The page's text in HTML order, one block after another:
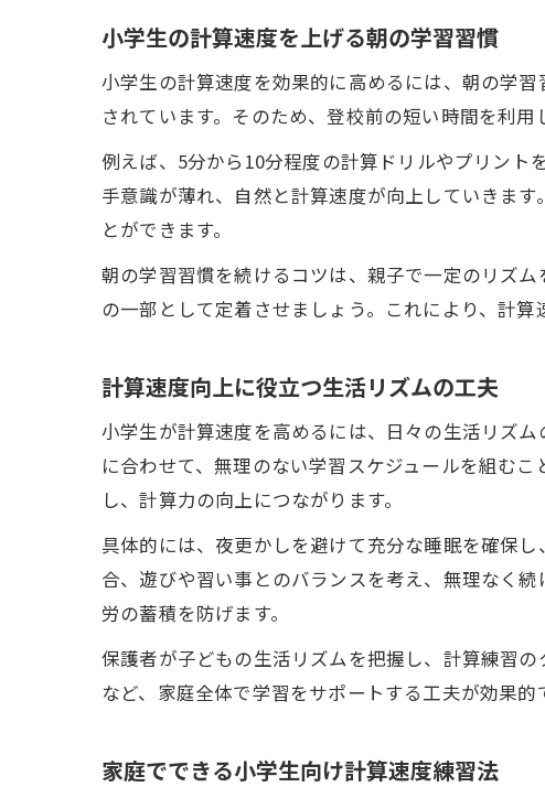
小学生の計算速度を上げる朝の学習習慣
小学生の計算速度を効果的に高めるには、朝の学
されています。そのため、登校前の短い時間を利
例えば、5分から10分程度の計算ドリルやプリント
手意識が薄れ、自然と計算速度が向上していきま
とができます。
朝の学習習慣を続けるコツは、親子で一定のリズ
の一部として定着させましょう。これにより、計
計算速度向上に役立つ生活リズムの工夫
小学生が計算速度を高めるには、日々の生活リズ
に合わせて、無理のない学習スケジュールを組む
し、計算力の向上につながります。
具体的には、夜更かしを避けて充分な睡眠を確保
合、遊びや習い事とのバランスを考え、無理なく
労の蓄積を防げます。
保護者が子どもの生活リズムを把握し、計算練習
など、家庭全体で学習をサポートする工夫が効果的
家庭でできる小学生向け計算速度練習法